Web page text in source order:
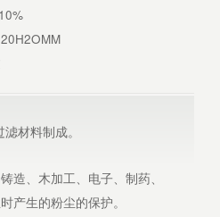
材料制成。
造、木加工、电子、制药、
产生的粉尘的保护。